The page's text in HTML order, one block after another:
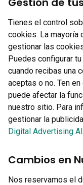
Tienes el control
cookies. La mayoría
gestionar las
Puedes configurar
cuando recibas una
aceptas o no. Ten
puede afectar la
nuestro sitio. Para
gestionar la
Digital Advertising
Cambios en
Nos reservamos el